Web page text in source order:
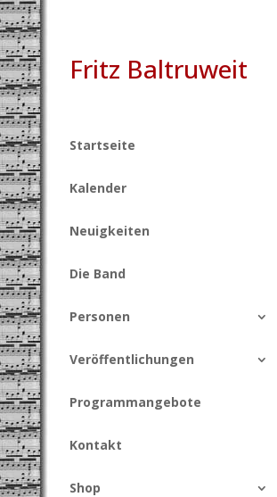
Fritz Baltruweit
Startseite
Kalender
Neuigkeiten
Die Band
Personen
Veröffentlichungen
Programmangebote
Kontakt
Shop